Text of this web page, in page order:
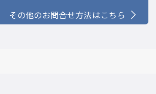
その他のお問合せ方法はこちら